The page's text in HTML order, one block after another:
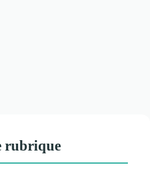
rubrique